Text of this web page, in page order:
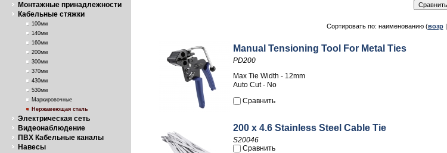
Монтажные принадлежности
Кабельные стяжки
100мм
140мм
160мм
200мм
300мм
370мм
430мм
530мм
Маркировочные
Нержавеющая сталь
Электрическая сеть
Видеонаблюдение
ПВХ Кабельные каналы
Навесы
Сортировать по: наименованию (возр|
Manual Tensioning Tool For Metal Ties
PD200
Max Tie Width - 12mm
Auto Cut - No
Сравнить
200 x 4.6 Stainless Steel Cable Tie
S20046
Сравнить